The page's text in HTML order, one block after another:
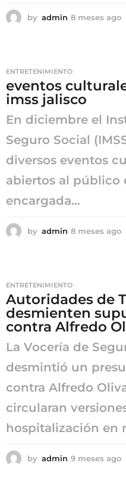
by admin 8 meses ago
a
ENTRETENIMIENTO
eventos
imss jalisco
En diciembre el
Seguro Social
diversos eventos
abiertos al público
encargada...
by admin 8 meses ago
a
g
o
ENTRETENIMIENTO
Autoridades de
desmienten
contra Alfredo
La Vocería de
desmintió un
contra Alfredo
circularan
hospitalización en
by admin 9 meses ago